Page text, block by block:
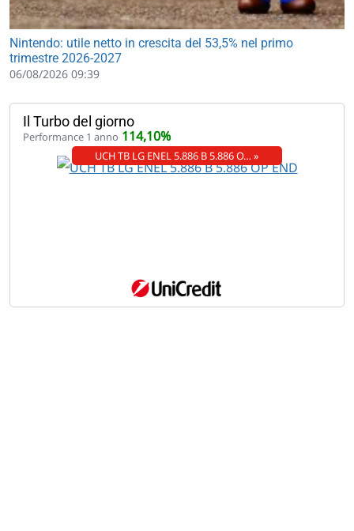
Nintendo: utile netto in crescita del 53,5% nel primo
trimestre 2026-2027
06/08/2026 09:39
Il Turbo del giorno
Performance 1 anno 114,10%
UCH TB LG ENEL 5.886 B 5.886 O… »